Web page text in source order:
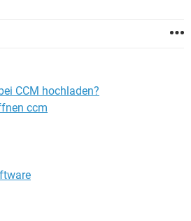
CCM hochladen?
ccm